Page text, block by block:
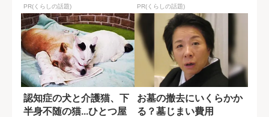
PR(くらしの話題) PR(くらしの話題)
認知症の犬と介護猫、下
半身不随の猫...ひとつ屋
お墓の撤去にいくらかか
る？墓じまい費用